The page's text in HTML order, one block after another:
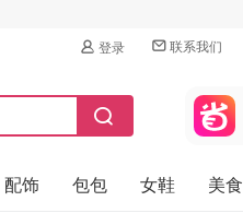
登录 联系我们
配饰 包包 女鞋 美食